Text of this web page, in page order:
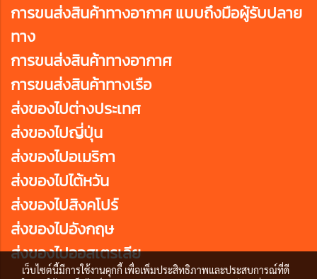
การขนส่งสินค้าทางอากาศ แบบถึงมือผู้รับปลาย
ทาง
การขนส่งสินค้าทางอากาศ
การขนส่งสินค้าทางเรือ
ส่งของไปต่างประเทศ
ส่งของไปญี่ปุ่น
ส่งของไปอเมริกา
ส่งของไปไต้หวัน
ส่งของไปสิงคโปร์
ส่งของไปอังกฤษ
ส่งของไปออสเตรเลีย
เว็บไซต์นี้มีการใช้งานคุกกี้ เพื่อเพิ่มประสิทธิภาพและประสบการณ์ที่ดี